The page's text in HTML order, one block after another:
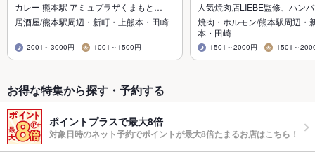
カレー 熊本駅 アミュプラザくまもと…
居酒屋/熊本駅周辺・新町・上熊本・田崎
2001～3000円 1001～1500円
人気焼肉店LIEBE監修、ハン
焼肉・ホルモン/熊本駅周辺・
本・田崎
1501～2000円 1501～
お得な特集から探す・予約する
ポイントプラスで最大8倍
対象日時のネット予約でポイントが最大8倍たまるお店はこちら！